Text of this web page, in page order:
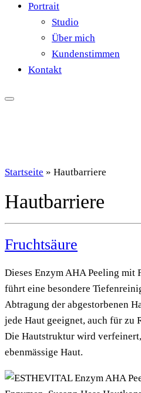
Portrait
Studio
Über mich
Kundenstimmen
Kontakt
Startseite » Hautbarriere
Hautbarriere
Fruchtsäure
Dieses Enzym AHA Peeling mit
führt eine besondere
Abtragung der abgestorbenen
jede Haut geeignet, auch für zu
Die Hautstruktur wird
ebenmässige Haut.